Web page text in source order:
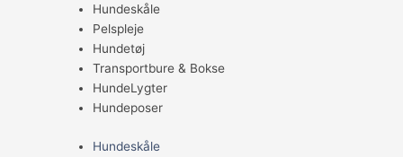
Hundeskåle
Pelspleje
Hundetøj
Transportbure & Bokse
HundeLygter
Hundeposer
Hundeskåle